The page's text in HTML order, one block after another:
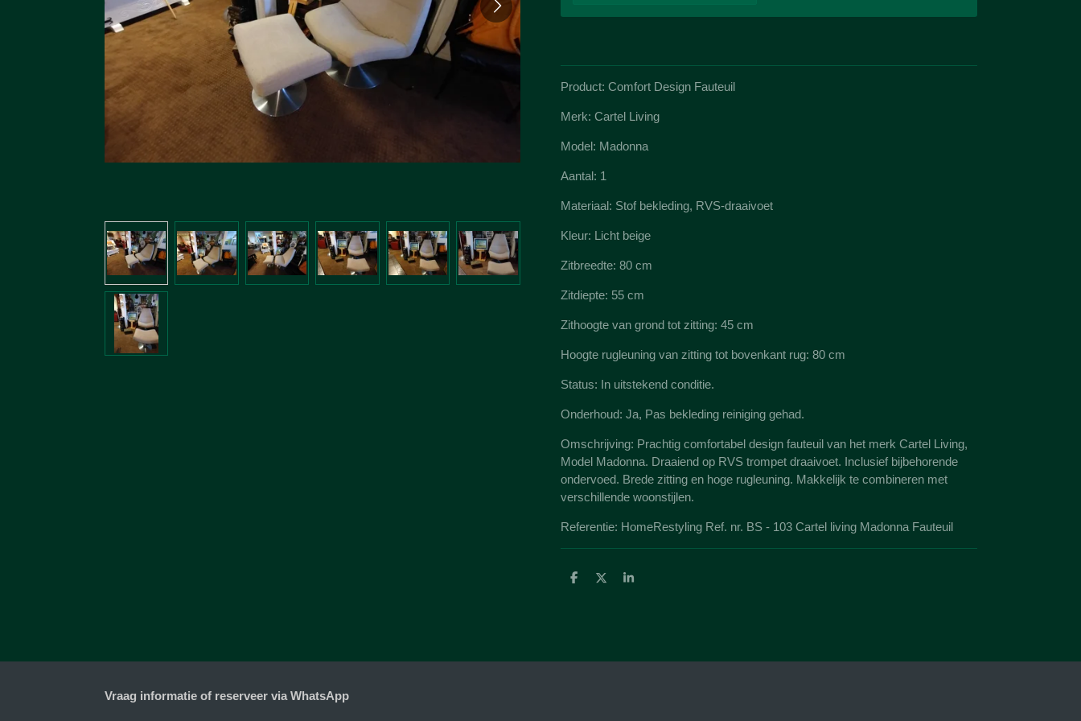
Product: Comfort Design Fauteuil
Merk: Cartel Living
Model: Madonna
Aantal: 1
Materiaal: Stof bekleding, RVS-draaivoet
Kleur: Licht beige
Zitbreedte: 80 cm
Zitdiepte: 55 cm
Zithoogte van grond tot zitting: 45 cm
Hoogte rugleuning van zitting tot bovenkant rug: 80 cm
Status: In uitstekend conditie.
Onderhoud: Ja, Pas bekleding reiniging gehad.
Omschrijving: Prachtig comfortabel design fauteuil van het merk Cartel Living,
Model Madonna. Draaiend op RVS trompet draaivoet. Inclusief bijbehorende
ondervoed. Brede zitting en hoge rugleuning. Makkelijk te combineren met
verschillende woonstijlen.
Referentie: HomeRestyling Ref. nr. BS - 103 Cartel living Madonna Fauteuil
D
D
S
Vraag informatie of reserveer via WhatsApp